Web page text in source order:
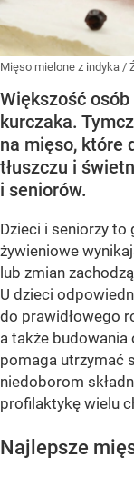
Mięso mielone z indyka /
Większość
kurczaka.
na mięso, które
tłuszczu i
i seniorów.
Dzieci i seniorzy to
żywieniowe
lub zmian
U dzieci
do prawidłowego
a także
pomaga utrzymać
niedoborom
profilaktykę wielu
Najlepsze